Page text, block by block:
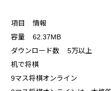
項目 情報
容量 62.37MB
ダウンロード数 5万以上
机で将棋
9マス将棋オンライン